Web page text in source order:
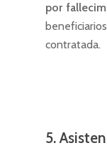
por
contratada.
5.